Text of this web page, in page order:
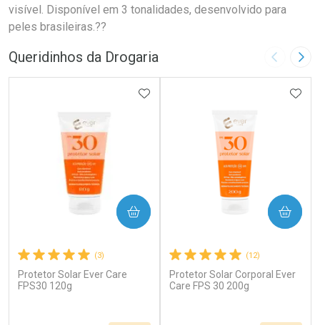
visível. Disponível em 3 tonalidades, desenvolvido para
peles brasileiras.??
Queridinhos da Drogaria Imagem
(3)
Protetor Solar Ever Care
FPS30 120g
ADICIONAR AOS FAVORITOS
COMPRAR
(12)
Protetor Solar Corporal Ever
Care FPS 30 200g
COMPRAR